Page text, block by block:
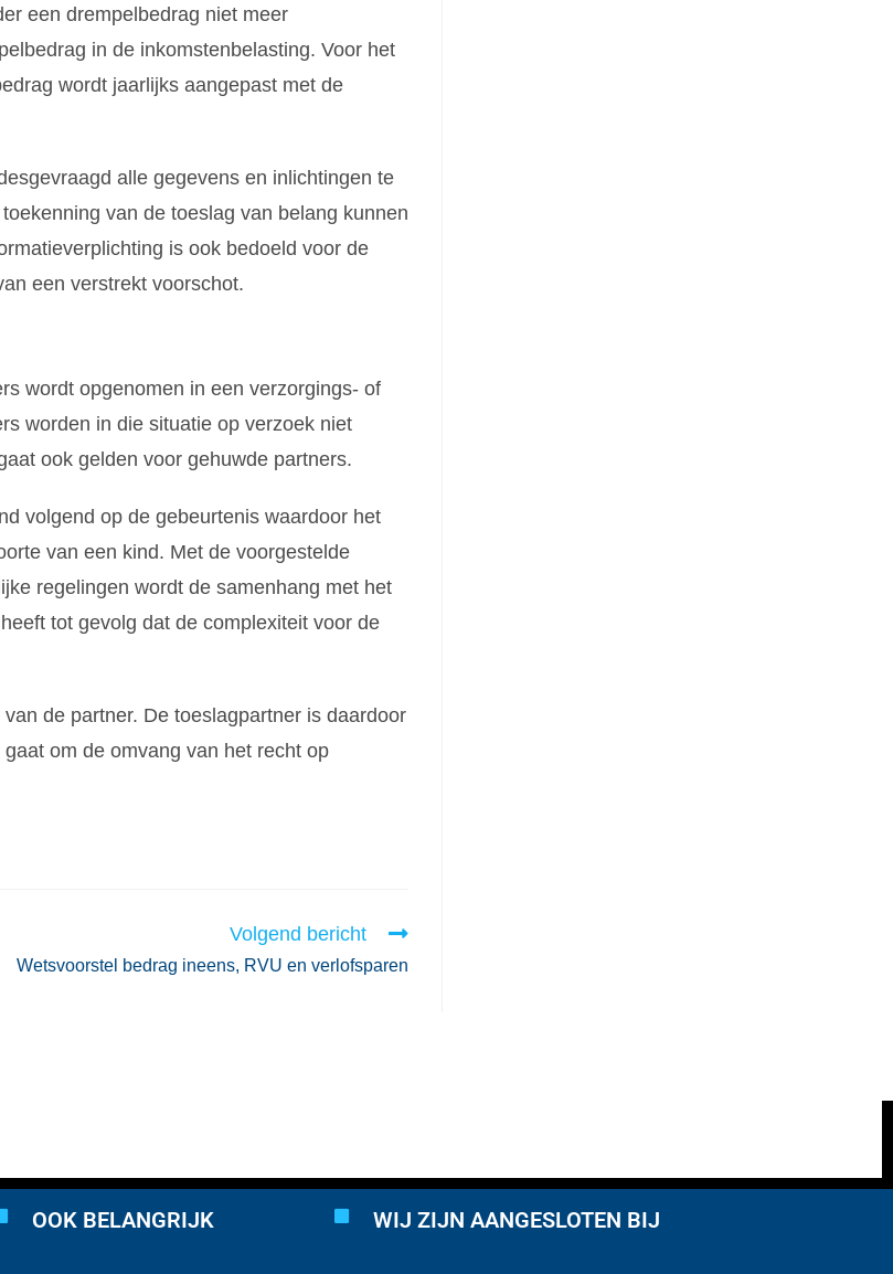
een drempelbedrag niet meer
in de inkomstenbelasting. Voor het
wordt jaarlijks aangepast met de
alle gegevens en inlichtingen te
van de toeslag van belang kunnen
is ook bedoeld voor de
een verstrekt voorschot.
wordt opgenomen in een verzorgings- of
worden in die situatie op verzoek niet
ook gelden voor gehuwde partners.
volgend op de gebeurtenis waardoor het
van een kind. Met de voorgestelde
regelingen wordt de samenhang met het
tot gevolg dat de complexiteit voor de
de partner. De toeslagpartner is daardoor
om de omvang van het recht op
Volgend bericht
Wetsvoorstel bedrag ineens, RVU en verlofsparen
OOK BELANGRIJK WIJ ZIJN AANGESLOTEN BIJ